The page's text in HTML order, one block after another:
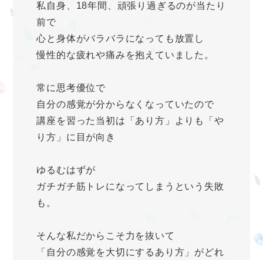
私自身、18年間、頑張り過ぎるのが当たり
前で
心と身体がバラバラになっても放置し
慢性的な疲れや痛みを抱えていました。
常に思考優位で
自分の感覚が分からなくなっていたので
講座を習った当初は「あり方」よりも「や
り方」に目が向き
ゆるむはずが
ガチガチ筋トレになってしまうという失敗
も。
そんな私だからこそ力を抜いて
「自分の感覚を大切にするあり方」がどれ